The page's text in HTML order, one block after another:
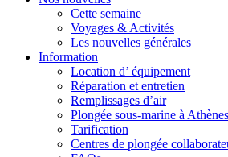
Cette semaine
Voyages & Activités
Les nouvelles générales
Information
Location d’ équipement
Réparation et entretien
Remplissages d’air
Plongée sous-marine à Athènes
Tarification
Centres de plongée